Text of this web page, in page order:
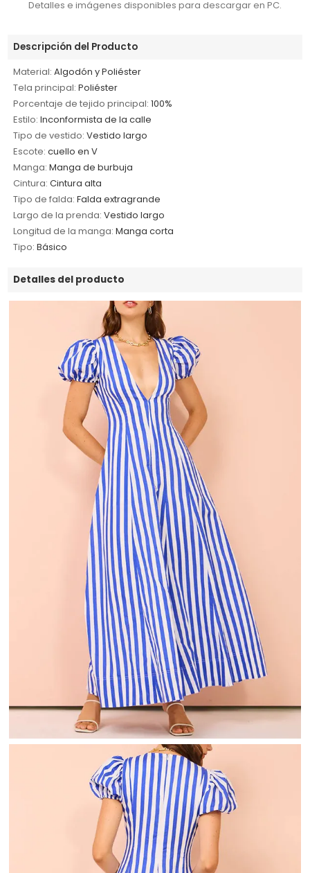
Detalles e imágenes disponibles para descargar en PC.
Descripción del Producto
Material: Algodón y Poliéster
Tela principal: Poliéster
Porcentaje de tejido principal: 100%
Estilo: Inconformista de la calle
Tipo de vestido: Vestido largo
Escote: cuello en V
Manga: Manga de burbuja
Cintura: Cintura alta
Tipo de falda: Falda extragrande
Largo de la prenda: Vestido largo
Longitud de la manga: Manga corta
Tipo: Básico
Detalles del producto